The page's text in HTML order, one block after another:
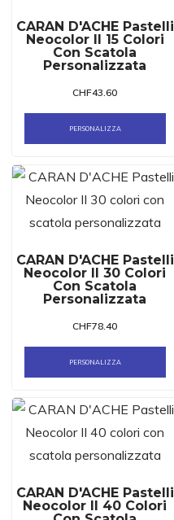
CARAN D'ACHE Pastelli
Neocolor II 15 Colori
Con Scatola
Personalizzata
CHF43.60
PERSONALIZZA
CARAN D'ACHE Pastelli
Neocolor II 30 Colori
Con Scatola
Personalizzata
CHF78.40
PERSONALIZZA
CARAN D'ACHE Pastelli
Neocolor II 40 Colori